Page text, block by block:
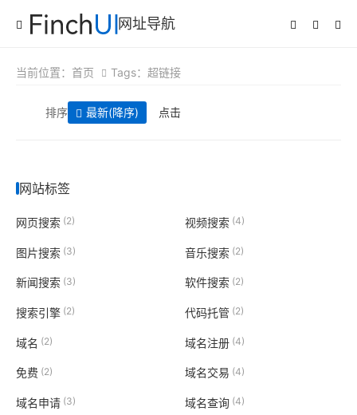
网址导航
当前位置： 首页 Tags：超链接
排序 最新(降序) 点击
网站标签
网页搜索 (2) 视频搜索 (4)
图片搜索 (3) 音乐搜索 (2)
新闻搜索 (3) 软件搜索 (2)
搜索引擎 (2) 代码托管(2)
域名 (2) 域名注册(4)
免费 (2) 域名交易 (4)
域名申请 (3) 域名查询(4)